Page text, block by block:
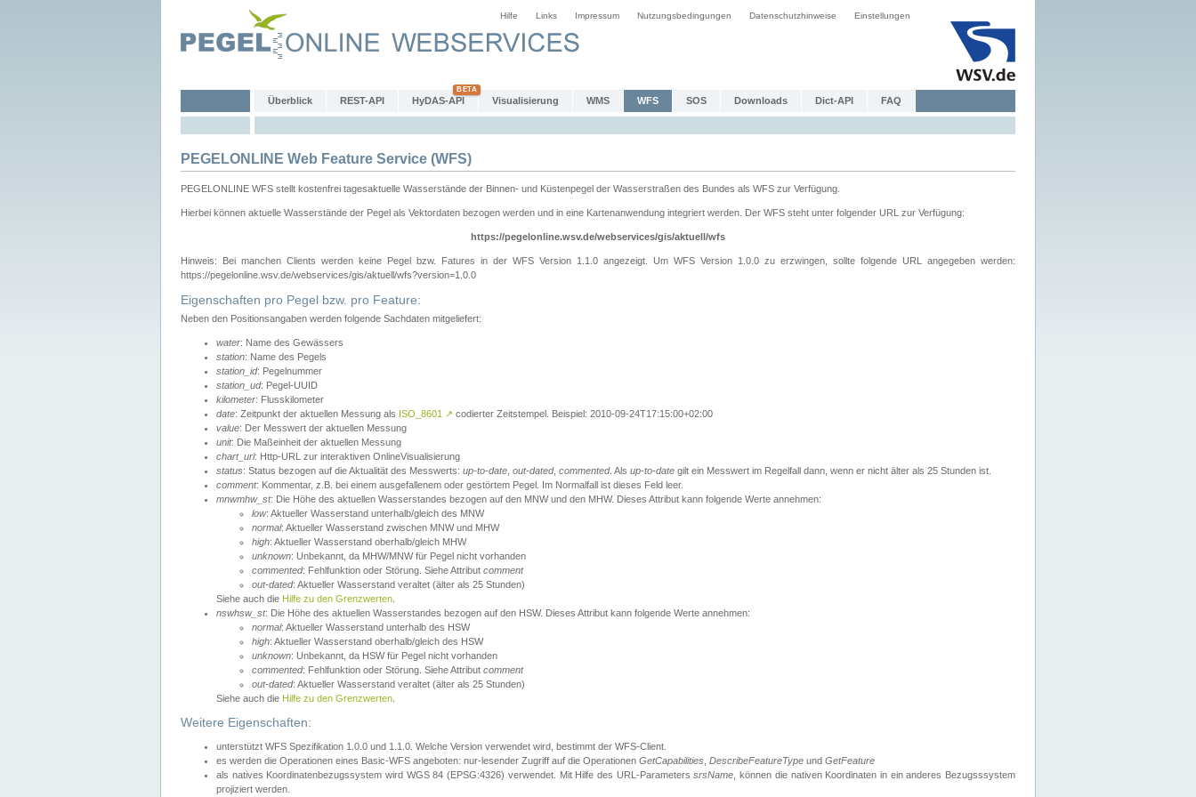
Hilfe Links Impressum Nutzungsbedingungen Datenschutzhinweise Einstellungen
Überblick REST-API HyDAS-API Visualisierung WMS WFS SOS Downloads Dict-API FAQ
PEGELONLINE Web Feature Service (WFS)
PEGELONLINE WFS stellt kostenfrei tagesaktuelle Wasserstände der Binnen- und Küstenpegel der Wasserstraßen des Bundes als WFS zur Verfügung.
Hierbei können aktuelle Wasserstände der Pegel als Vektordaten bezogen werden und in eine Kartenanwendung integriert werden. Der WFS steht unter folgender URL zur Verfügung:
https://pegelonline.wsv.de/webservices/gis/aktuell/wfs
Hinweis: Bei manchen Clients werden keine Pegel bzw. Fatures in der WFS Version 1.1.0 angezeigt. Um WFS Version 1.0.0 zu erzwingen, sollte folgende URL angegeben werden:
https://pegelonline.wsv.de/webservices/gis/aktuell/wfs?version=1.0.0
Eigenschaften pro Pegel bzw. pro Feature:
Neben den Positionsangaben werden folgende Sachdaten mitgeliefert:
water: Name des Gewässers
station: Name des Pegels
station_id: Pegelnummer
station_ud: Pegel-UUID
kilometer: Flusskilometer
date: Zeitpunkt der aktuellen Messung als ISO_8601 ↗ codierter Zeitstempel. Beispiel: 2010-09-24T17:15:00+02:00
value: Der Messwert der aktuellen Messung
unit: Die Maßeinheit der aktuellen Messung
chart_url: Http-URL zur interaktiven OnlineVisualisierung
status: Status bezogen auf die Aktualität des Messwerts: up-to-date out-dated, commented. Als up-to-date gilt ein Messwert im Regelfall dann, wenn er nicht älter als 25 Stunden ist.
comment: Kommentar, z.B. bei einem ausgefallenem oder gestörtem Pegel. Im Normalfall ist dieses Feld leer.
mnwmhw_st: Die Höhe des aktuellen Wasserstandes bezogen auf den MNW und den MHW. Dieses Attribut kann folgende Werte annehmen:
low: Aktueller Wasserstand unterhalb/gleich des MNW
normal: Aktueller Wasserstand zwischen MNW und MHW
high: Aktueller Wasserstand oberhalb/gleich MHW
unknown: Unbekannt, da MHW/MNW für Pegel nicht vorhanden
commented: Fehlfunktion oder Störung. Siehe Attribut comment
out-dated: Aktueller Wasserstand veraltet (älter als 25 Stunden)
Siehe auch die Hilfe zu den Grenzwerten
nswhsw_st: Die Höhe des aktuellen Wasserstandes bezogen auf den HSW. Dieses Attribut kann folgende Werte annehmen:
normal: Aktueller Wasserstand unterhalb des HSW
high: Aktueller Wasserstand oberhalb/gleich des HSW
unknown: Unbekannt, da HSW für Pegel nicht vorhanden
commented: Fehlfunktion oder Störung. Siehe Attribut comment
out-dated: Aktueller Wasserstand veraltet (älter als 25 Stunden)
Siehe auch die Hilfe zu den Grenzwerten
Weitere Eigenschaften:
unterstützt WFS Spezifikation 1.0.0 und 1.1.0. Welche Version verwendet wird, bestimmt der WFS-Client.
es werden die Operationen eines Basic-WFS angeboten: nur-lesender Zugriff auf die Operationen GetCapabilities DescribeFeatureType und GetFeature
als natives Koordinatenbezugssystem wird WGS 84 (EPSG:4326) verwendet. Mit Hilfe des URL-ParameterssrsName , können die nativen Koordinaten in ein anderes Bezugsssystem
projiziert werden.